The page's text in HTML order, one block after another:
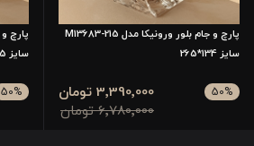
پارچ و جام بلور ورونیکا مدل 215-M13683
سایز 134*265
50%
6٬780٬000 تومان
3٬390٬000 تومان
سایز 25 سانت
50%